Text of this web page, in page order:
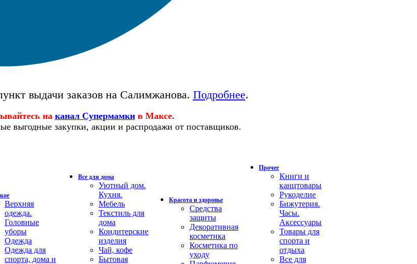
выдачи заказов на Салимжанова. Подробнее.
на канал Супермамки в Максе.
выгодные закупки, акции и распродажи от поставщиков.
Верхняя
одежда.
Головные
уборы
Одежда
Одежда для
спорта, дома и
Все для дома
Уютный дом.
Кухня.
Мебель
Текстиль для
дома
Кондитерские
изделия
Чай, кофе
Бытовая
Красота и здоровье
Средства
защиты
Декоративная
косметика
Косметика по
уходу
Прочее
Книги и
канцтовары
Рукоделие
Бижутерия.
Часы.
Аксессуары
Товары для
спорта и
отдыха
Все для